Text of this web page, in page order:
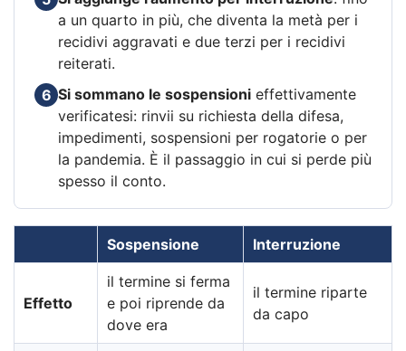
a un quarto in più, che diventa la metà per i
recidivi aggravati e due terzi per i recidivi
reiterati.
6 Si sommano le sospensioni effettivamente
verificatesi: rinvii su richiesta della difesa,
impedimenti, sospensioni per rogatorie o per
la pandemia. È il passaggio in cui si perde più
spesso il conto.
Sospensione Interruzione
Effetto
il termine si ferma
e poi riprende da
dove era
il termine riparte
da capo